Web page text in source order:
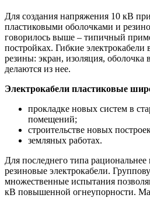
Для создания напряжения 10 кВ
пластиковыми оболочками и
говорилось выше – типичный
постройках. Гибкие электрокабели
резины: экран, изоляция, оболочка
делаются из нее.
Электрокабели пластиковые
прокладке новых систем в
помещений;
строительстве новых
земляных работах.
Для последнего типа рациональнее
резиновые электрокабели.
множественные испытания
кВ повышенной огнеупорности.